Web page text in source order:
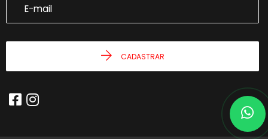
CADASTRAR